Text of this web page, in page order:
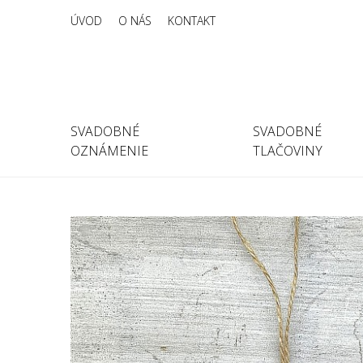
SVADOBNÉ
OZNÁMENIE
SVADOBNÉ
TLAČOVINY
ÚVOD O NÁS KONTAKT